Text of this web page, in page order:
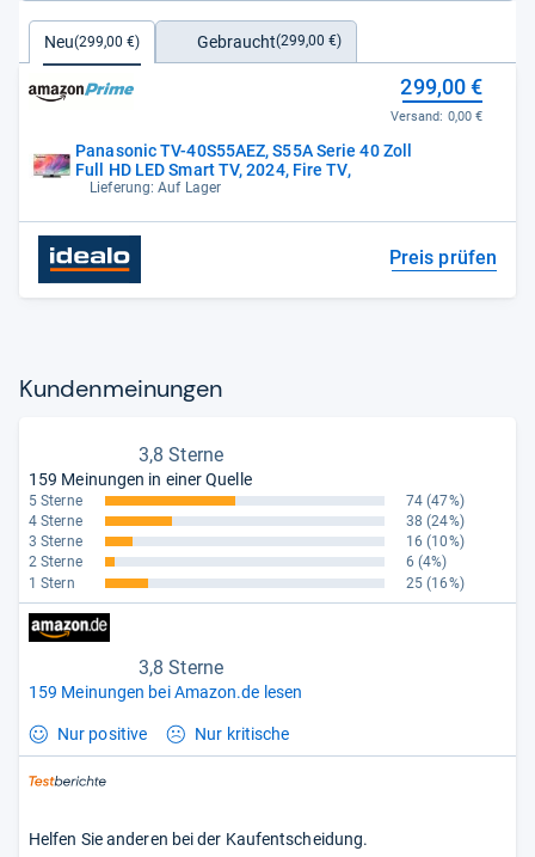
Neu(299,00 €) Gebraucht(299,00 €)
Panasonic TV-40S55AEZ, S55A Serie 40 Zoll
Full HD LED Smart TV, 2024, Fire TV,
Lieferung: Auf Lager
299,00 €
Versand: 0,00 €
Preis prüfen
Kun­den­mei­nun­gen
3,8 Sterne
159 Meinungen in einer Quelle
5 Sterne 74 (47%)
4 Sterne
38 (24%)
3 Sterne
16 (10%)
2 Sterne
6 (4%)
1 Stern
25 (16%)
3,8 Sterne
159 Meinungen bei Amazon.de lesen
Nur positive Nur kritische
Helfen Sie anderen bei der Kaufentscheidung.